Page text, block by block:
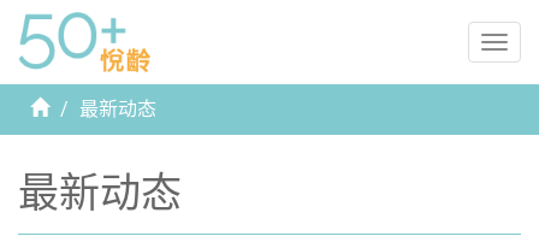
首 最新动态
最新动态